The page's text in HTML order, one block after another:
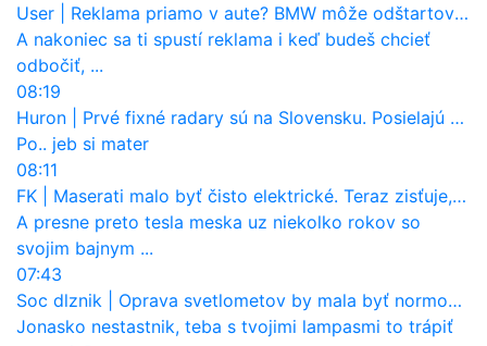
User
Reklama priamo v aute? BMW môže odštartovať nový trend
A nakoniec sa ti spustí reklama i keď budeš chcieť
odbočiť, ...
08:19
Huron
Prvé fixné radary sú na Slovensku. Posielajú už pokuty? Ukáže ich Waze?
Po.. jeb si mater
08:11
FK
Maserati malo byť čisto elektrické. Teraz zisťuje, že potrebuje nový osemvalcový motor
A presne preto tesla meska uz niekolko rokov so
svojim bajnym ...
07:43
Soc dlznik
Oprava svetlometov by mala byť normou. Jeden nový dnes stojí priemerne 1251 eur!
Jonasko nestastnik, teba s tvojimi lampasmi to trápiť